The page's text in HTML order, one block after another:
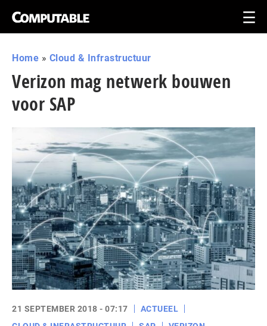
Home » Cloud & Infrastructuur
Verizon mag netwerk bouwen
voor SAP
21 SEPTEMBER 2018 - 07:17
ACTUEEL